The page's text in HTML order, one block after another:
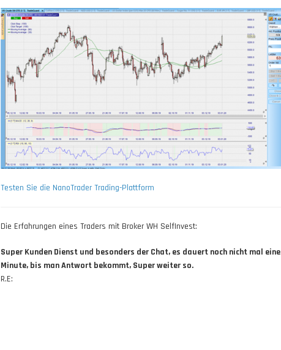
Testen Sie die NanoTrader Trading-Plattform
Die Erfahrungen eines Traders mit Broker WH SelfInvest:
Super Kunden Dienst und besonders der Chat, es dauert noch nicht mal eine
Minute, bis man Antwort bekommt, Super weiter so.
R.E: